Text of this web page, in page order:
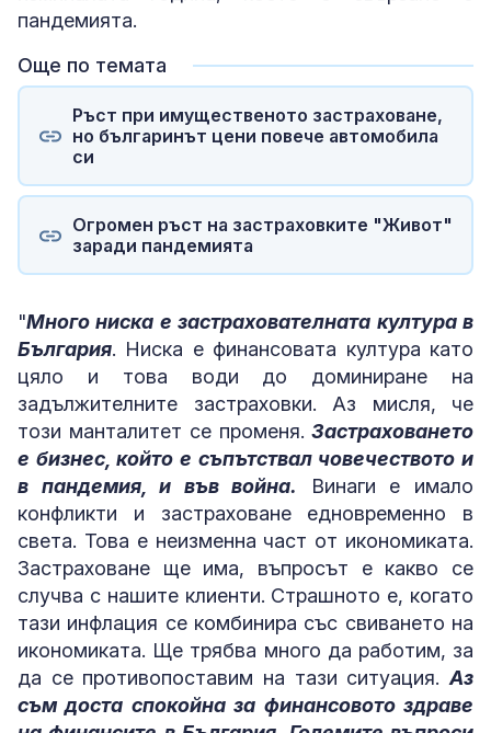
пандемията.
Още по темата
Ръст при имущественото застраховане,
но българинът цени повече автомобила
си
Огромен ръст на застраховките "Живот"
заради пандемията
"Много ниска е застрахователната култура в
България. Ниска е финансовата култура като
цяло и това води до доминиране на
задължителните застраховки. Аз мисля, че
този манталитет се променя. Застраховането
е бизнес, който е съпътствал човечеството и
в пандемия, и във война.
Винаги е имало
конфликти и застраховане едновременно в
света. Това е неизменна част от икономиката.
Застраховане ще има, въпросът е какво се
случва с нашите клиенти. Страшното е, когато
тази инфлация се комбинира със свиването на
икономиката. Ще трябва много да работим, за
да се противопоставим на тази ситуация. Аз
съм доста спокойна за финансовото здраве